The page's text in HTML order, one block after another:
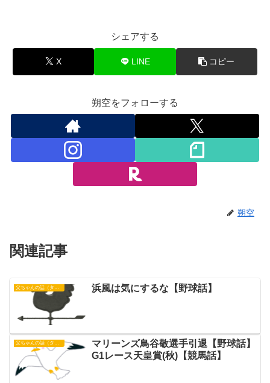
シェアする
X LINE コピー
朔空をフォローする
朔空
関連記事
父ちゃんの話（タイガース） 浜風は気にするな【野球話】
父ちゃんの話（タイガース）
マリーンズ鳥谷敬選手引退【野球話】
G1レース天皇賞(秋)【競馬話】